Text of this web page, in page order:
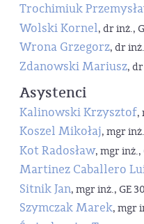
Trochimiuk
Wolski Kornel, dr inż.,
Wrona Grzegorz, dr
Zdanowski Mariusz,
Asystenci
Kalinowski Krzysztof,
Koszel Mikołaj, mgr
Kot Radosław, mgr inż.,
Martinez Caballero
Sitnik Jan, mgr inż., GE
Szymczak Marek, mgr